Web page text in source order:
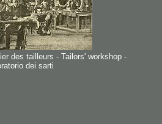
des tailleurs - Tailors' workshop -
dei sarti